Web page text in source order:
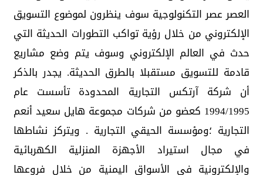
العصر عصر التكنولوجية سوف ينظرون لموضوع التسويق
الإلكتروني من خلال رؤية تواكب التطورات الحديثة التي
حدث في العالم الإلكتروني وسوف يتم وضع مشاريع
قادمة للتسويق مستقبلا بالطرق الحديثة. يجدر بالذكر
أن شركة آرتكس التجارية المحدودة تأسست عام
1994/1995 كعضو من شركات مجموعة هايل سعيد أنعم
التجارية ؛ومؤسسة الحيقي التجارية . ويتركز نشاطها
في مجال استيراد الأجهزة المنزلية الكهربائية
والإلكترونية في الأسواق اليمنية من خلال فروعها